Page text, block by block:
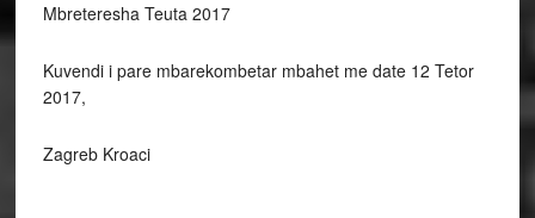
Mbreteresha Teuta 2017
Kuvendi i pare mbarekombetar mbahet me date 12 Tetor
2017,
Zagreb Kroaci